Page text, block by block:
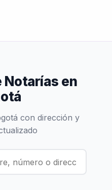
Notarías en
con dirección y